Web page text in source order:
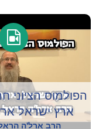
הפולמוס הציוני
ארץ ישראל
הרב ארל'ה